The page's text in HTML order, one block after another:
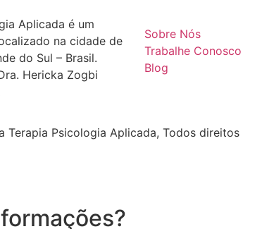
Aplicada é um
na cidade de
do Sul – Brasil.
Hericka Zogbi
Sobre Nós
Trabalhe Conosco
Blog
Psicologia Aplicada, Todos direitos